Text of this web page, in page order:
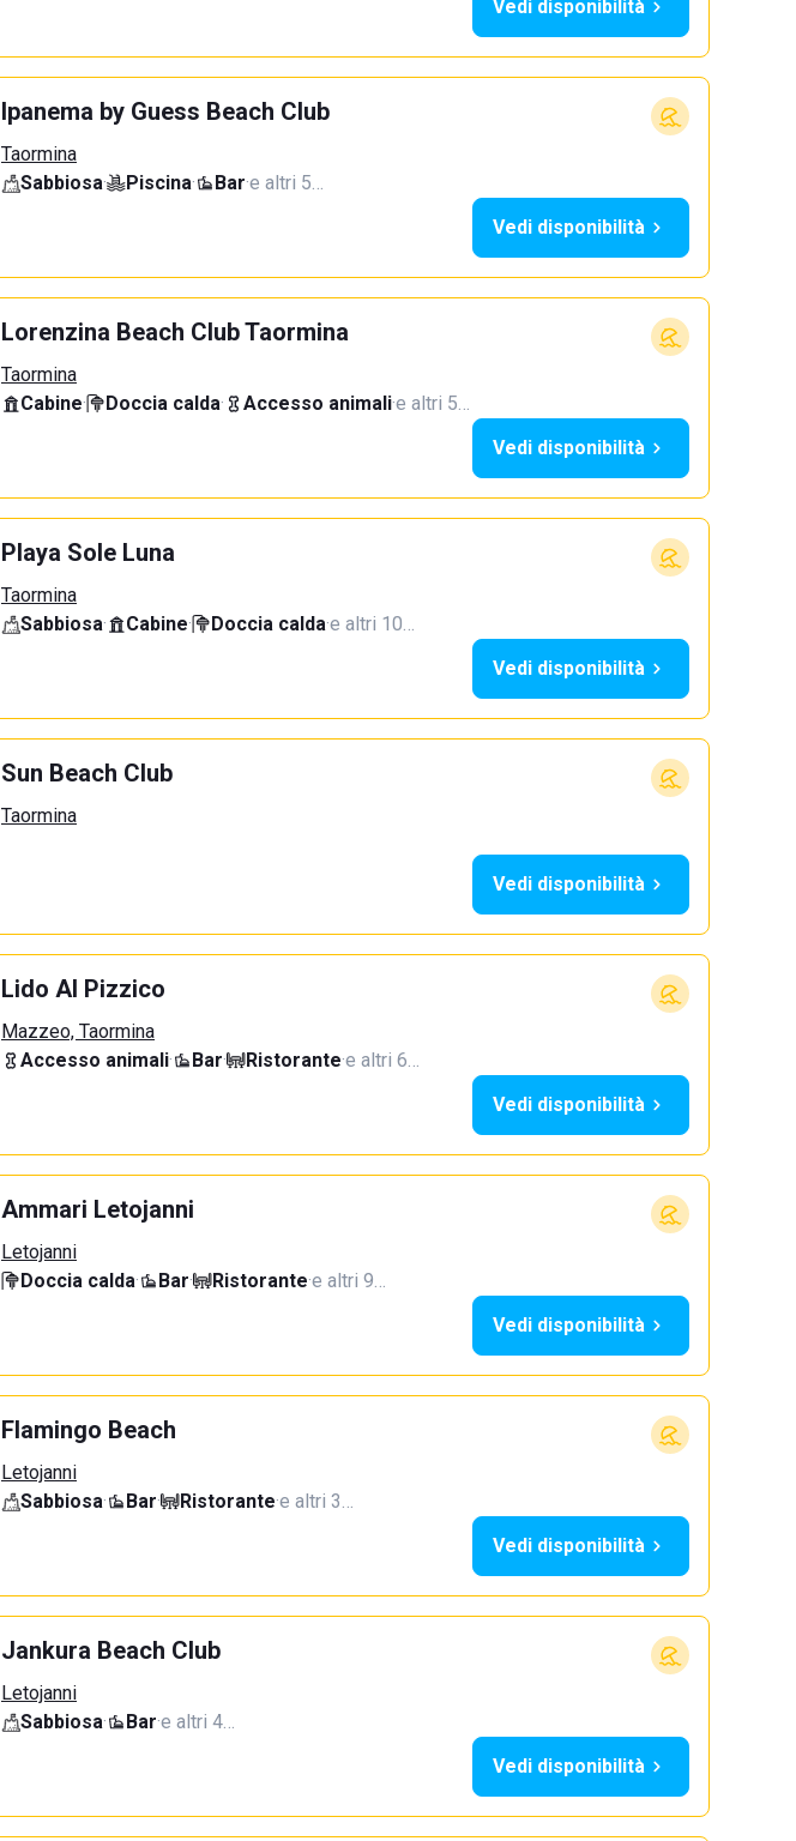
Vedi disponibilità
Ipanema by Guess Beach Club
Taormina
Sabbiosa· Piscina· Bar·e altri 5…
Vedi disponibilità
Lorenzina Beach Club Taormina
Taormina
Cabine· Doccia calda· Accesso animali·e altri 5…
Vedi disponibilità
Playa Sole Luna
Taormina
Sabbiosa· Cabine· Doccia calda·e altri 10…
Vedi disponibilità
Sun Beach Club
Taormina
Vedi disponibilità
Lido Al Pizzico
Mazzeo, Taormina
Accesso animali· Bar· Ristorante·e altri 6…
Vedi disponibilità
Ammari Letojanni
Letojanni
Doccia calda· Bar· Ristorante·e altri 9…
Vedi disponibilità
Flamingo Beach
Letojanni
Sabbiosa· Bar· Ristorante·e altri 3…
Vedi disponibilità
Jankura Beach Club
Letojanni
Sabbiosa· Bar·e altri 4…
Vedi disponibilità